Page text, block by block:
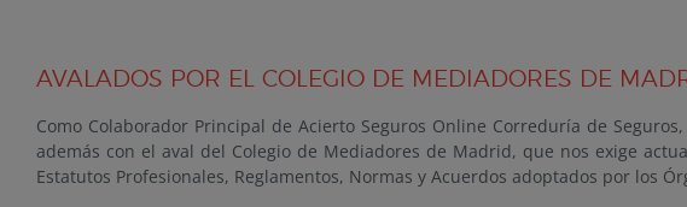
AVALADOS POR EL COLEGIO DE MEDIADORES DE
Como Colaborador Principal de Acierto Seguros Online Correduría de Seguros,
además con el aval del Colegio de Mediadores de Madrid, que nos exige
Estatutos Profesionales, Reglamentos, Normas y Acuerdos adoptados por los